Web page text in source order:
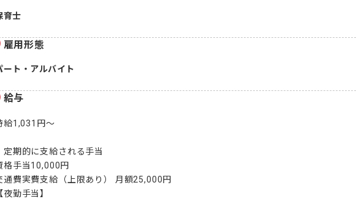
育士
雇用形態
ート・アルバイト
給与
給1,031円～
定期的に支給される手当
格手当10,000円
通費実費支給（上限あり） 月額25,000円
【夜勤手当】